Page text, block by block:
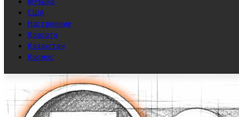
США
Настроение
Красота
Казахстан
Космос